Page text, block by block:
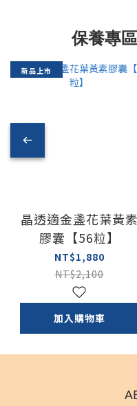
保養專
新品上市
晶透適金盞花葉黃素
膠囊【56粒】
NT$1,880
NT$2,100
加入購物車